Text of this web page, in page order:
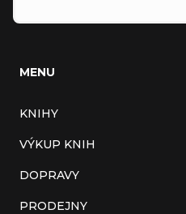
MENU
KNIHY
VÝKUP KNIH
DOPRAVY
PRODEJNY